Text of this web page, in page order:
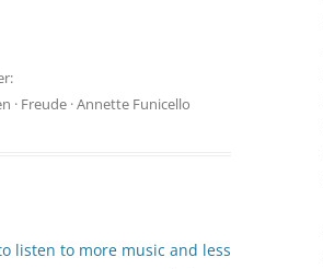
· Freude·Annette Funicello
listen to more music and less